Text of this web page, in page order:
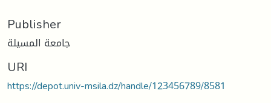
Publisher
جامعة المسيلة
URI
https://depot.univ-msila.dz/handle/123456789/8581